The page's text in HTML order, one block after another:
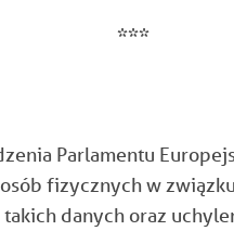
***
Parlamentu
fizycznych w
danych oraz